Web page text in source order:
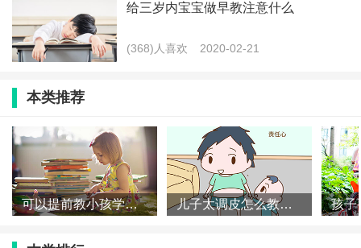
食物颜色等,找出可能对应的、需要被强化或削弱的情绪
和行为,然后通过日常生活中的色彩去帮助他就行了。 下
面是几个孩子成长中常会出现的问题，家长们很是头
疼，下面介绍了一些有趣的小妙招，家长们可以巧妙运
量法 很多爸爸妈妈以为孩子的好动和无法专注，是因为
他们不服管教和故意不听话，所以常见的场景是精疲力
竭的爸爸妈妈，要不是苦口婆心地和孩子谈心劝导,要不
给三岁内宝宝做早教注意什么
(368)人喜欢 2020-02-21
本类推荐
可以提前教小孩学认字吗 小孩阅读能力什么时候培养 儿子太调皮怎么教育 怎么培养男孩的性格